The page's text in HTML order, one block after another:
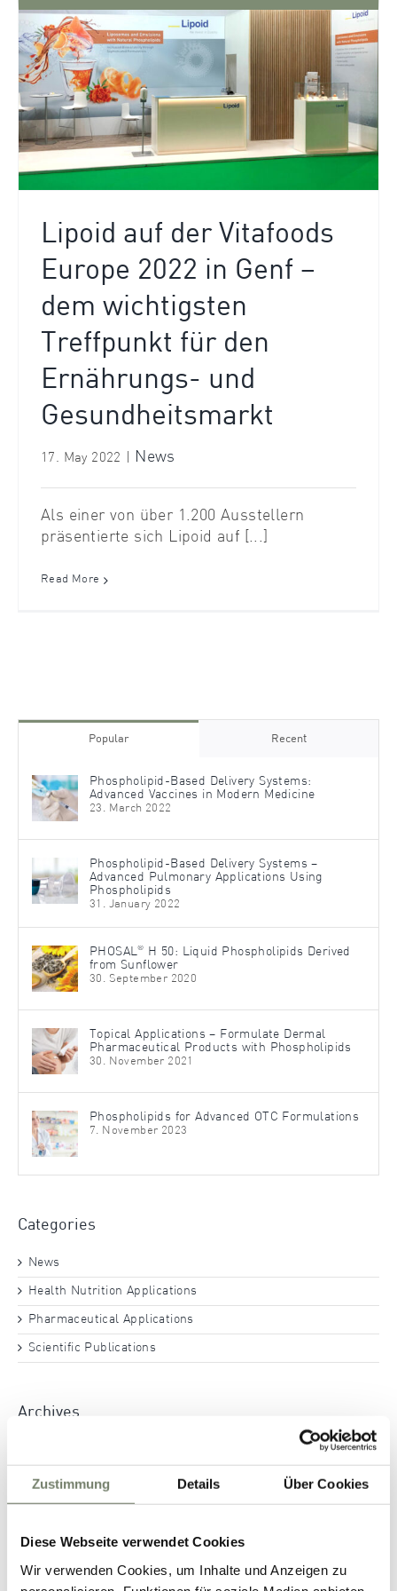
Zustimmung Details Über Cookies
Diese Webseite verwendet Cookies
Wir verwenden Cookies, um Inhalte und Anzeigen zu
Lipoid auf der Vitafoods
Europe 2022 in Genf –
dem wichtigsten
Treffpunkt für den
Ernährungs- und
Gesundheitsmarkt
17. May 2022 News
Als einer von über 1.200 Ausstellern
präsentierte sich Lipoid auf [...]
Read More
Popular Recent
Phospholipid-Based Delivery Systems:
Advanced Vaccines in Modern Medicine
23. March 2022
Phospholipid-Based Delivery Systems –
Advanced Pulmonary Applications Using
Phospholipids
31. January 2022
PHOSAL®
H 50: Liquid Phospholipids Derived
from Sunflower
30. September 2020
Topical Applications – Formulate Dermal
Pharmaceutical Products with Phospholipids
30. November 2021
Phospholipids for Advanced OTC Formulations
7. November 2023
Categories
News
Health Nutrition Applications
Pharmaceutical Applications
Scientific Publications
Archives
August 2025
March 2025
November 2024
October 2024